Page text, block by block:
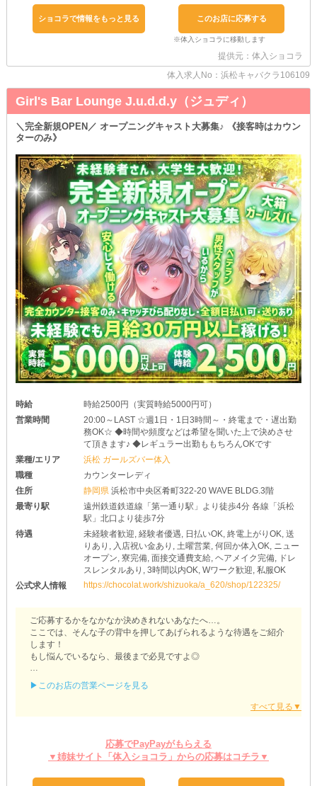
前店での時給や待遇を最大限踏まえ、より良い条件をご提案できま
す。
◇◆◇安心の『寮』を完備◇◆◇
そんな方も、当店ならお住まいをご用意しているため安心です♪
面倒な手間をかけることなく、お仕事とお部屋を一緒に決められま
す。
ご希望の場合は、遠慮なくご相談ください！
ショコラで情報をもっと見る このお店に応募する
提供元：体入ショコラ
体入求人No：浜松キャバクラ106109
Girl's Bar Lounge J.u.d.d.y（ジュディ）
＼完全新規OPEN／ オープニングキャスト大募集♪ 《接客時はカウン
ターのみ》
時給
時給2500円（実質時給5000円可）
営業時間
20:00～LAST ☆週1日・1日3時間～・終電まで・遅出勤
務OK☆ ◆時間や頻度などは希望を聞いた上で決めさせ
て頂きます♪ ◆レギュラー出勤ももちろんOKです
業種/エリア
浜松 ガールズバー体入
職種
カウンターレディ
住所
静岡県浜松市中央区肴町322-20 WAVE BLDG.3階
最寄り駅
遠州鉄道鉄道線「第一通り駅」より徒歩4分 各線「浜松
駅」北口より徒歩7分
待遇
未経験者歓迎, 経験者優遇, 日払いOK, 終電上がりOK, 送
りあり, 入店祝い金あり, 土曜営業, 何回か体入OK, ニュー
オープン, 寮完備, 面接交通費支給, ヘアメイク完備, ドレ
スレンタルあり, 3時間以内OK, Wワーク歓迎, 私服OK
公式求人情報
https://chocolat.work/shizuoka/a_620/shop/122325/
ご応募するかをなかなか決めきれないあなたへ…。
ここでは、そんな子の背中を押してあげられるような待遇をご紹介
します！
もし悩んでいるなら、最後まで必見ですよ◎
退勤後すぐに受け取れるので、常にお財布が潤った状態に！
【ジュディ】では新生活を始めたい子に嬉しい《寮》を完備！
▶このお店の営業ページを見る
応募でPayPayがもらえる
▼姉妹サイト「体入ショコラ」からの応募はコチラ▼